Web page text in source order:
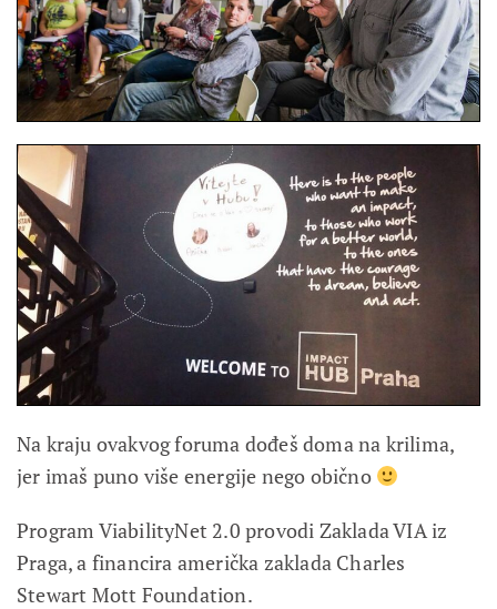
Na kraju ovakvog foruma dođeš doma na krilima,
jer imaš puno više energije nego obično
Program ViabilityNet 2.0 provodi Zaklada VIA iz
Praga, a financira američka zaklada Charles
Stewart Mott Foundation.